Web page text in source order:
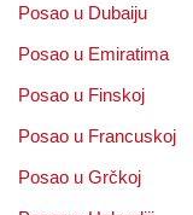
Posao u Dubaiju
Posao u Emiratima
Posao u Finskoj
Posao u Francuskoj
Posao u Grčkoj